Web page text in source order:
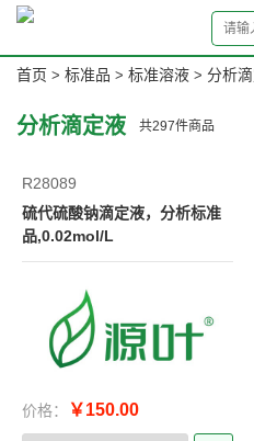
首页 > 标准品 > 标准溶液 > 分析
分析滴定液 共297件商品
R28089
硫代硫酸钠滴定液，分析标准
品,0.02mol/L
价格： ￥150.00